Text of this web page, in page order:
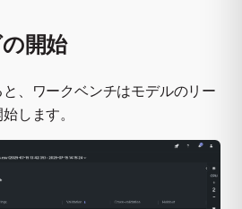
開始
、ワークベンチはモデルのリー
します。